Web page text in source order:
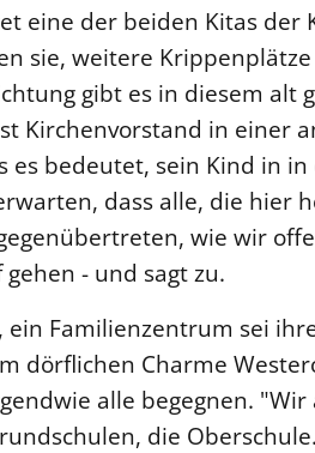
eine der beiden Kitas der
sie, weitere
gibt es in diesem alt
Kirchenvorstand in einer
es bedeutet, sein Kind in
dass alle, die hier
wie wir
- und sagt zu.
ein Familienzentrum sei
dörflichen Charme
alle begegnen.
die